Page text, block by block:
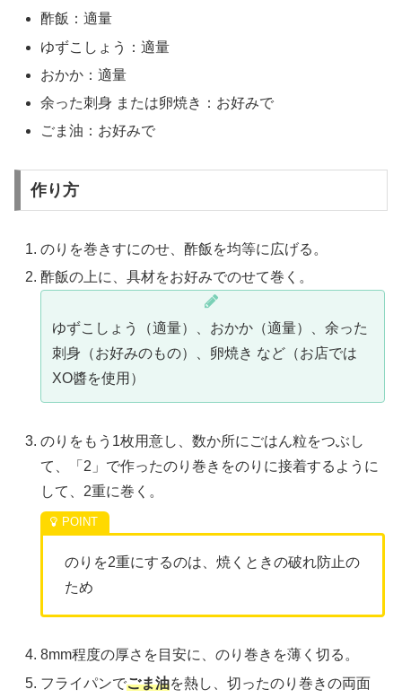
酢飯：適量
ゆずこしょう：適量
おかか：適量
余った刺身 または卵焼き：お好みで
ごま油：お好みで
作り方
のりを巻きすにのせ、酢飯を均等に広げる。
酢飯の上に、具材をお好みでのせて巻く。
ゆずこしょう（適量）、おかか（適量）、余った
刺身（お好みのもの）、卵焼き など（お店では
XO醬を使用）
のりをもう1枚用意し、数か所にごはん粒をつぶし
て、「2」で作ったのり巻きをのりに接着するように
して、2重に巻く。
のりを2重にするのは、焼くときの破れ防止の
ため
8mm程度の厚さを目安に、のり巻きを薄く切る。
フライパンでごま油を熱し、切ったのり巻きの両面